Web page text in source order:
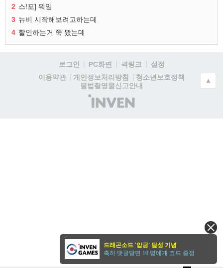
2 스!포] 뭐임
3 뉴비 시작해보려고하는데
4 할인하는거 쭉 봤는데
로그인 PC화면 퀵링크
설정
이용약관
개인정보처리방침
청소년보호정책
불법촬영물신고안내
(주)
인
▲
드래곤소드 '압긍' 달성 기념
축하 댓글달면 10 명에게 코드 증정